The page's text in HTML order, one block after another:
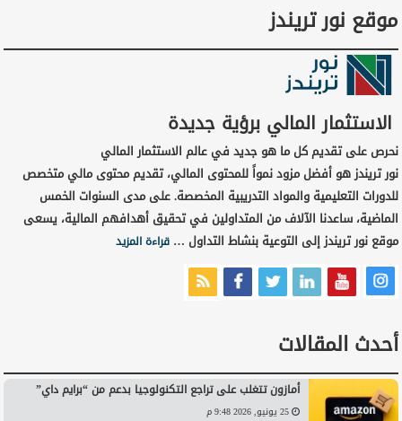
موقع نور تريندز
الاستثمار المالي برؤية جديدة
نحرص على تقديم كل ما هو جديد في عالم الاستثمار المالي
نور تريندز هو أفضل مزود نمواً للمحتوى المالي، تقديم محتوى مالي متخصص
للدورات التعليمية والمواد التدريبية المخصصة. على مدى السنوات الخمس
الماضية، ساعدنا الآلاف من المتداولين في تحقيق أهدافهم المالية، يسعى
موقع نور تريندز إلى التوعية بنشاط التداول …قراءة المزيد
أحدث المقالات
أمازون تتغلب على تراجع التكنولوجيا بدعم من “برايم داي”
25 يونيو, 2026 9:48 م